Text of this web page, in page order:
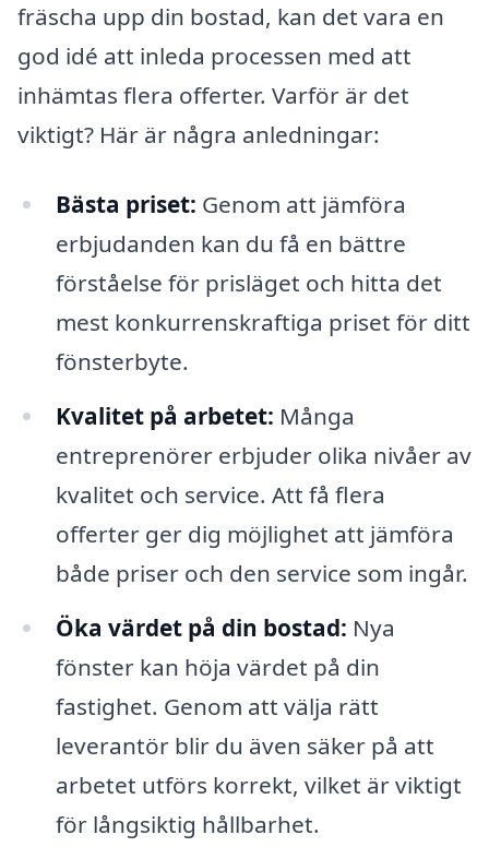
fräscha upp din bostad, kan det vara en
god idé att inleda processen med att
inhämtas flera offerter. Varför är det
viktigt? Här är några anledningar:
Bästa priset: Genom att jämföra
erbjudanden kan du få en bättre
förståelse för prisläget och hitta det
mest konkurrenskraftiga priset för ditt
fönsterbyte.
Kvalitet på arbetet: Många
entreprenörer erbjuder olika nivåer av
kvalitet och service. Att få flera
offerter ger dig möjlighet att jämföra
både priser och den service som ingår.
Öka värdet på din bostad: Nya
fönster kan höja värdet på din
fastighet. Genom att välja rätt
leverantör blir du även säker på att
arbetet utförs korrekt, vilket är viktigt
för långsiktig hållbarhet.